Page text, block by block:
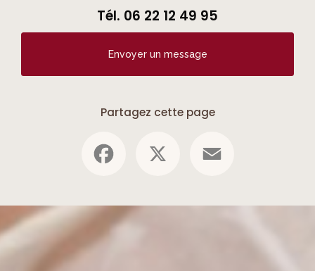
Tél. 06 22 12 49 95
Envoyer un message
Partagez cette page